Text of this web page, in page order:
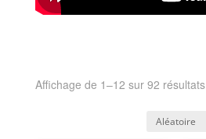
Affichage de 1–12 sur 92 résultats